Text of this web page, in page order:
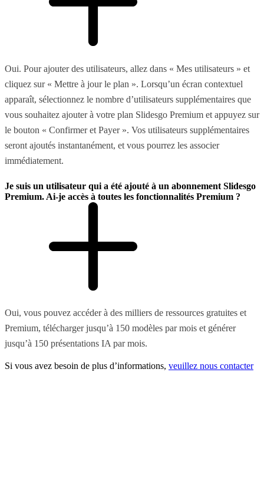
Oui. Pour ajouter des utilisateurs, allez dans « Mes utilisateurs » et
cliquez sur « Mettre à jour le plan ». Lorsqu’un écran contextuel
apparaît, sélectionnez le nombre d’utilisateurs supplémentaires que
vous souhaitez ajouter à votre plan Slidesgo Premium et appuyez sur
le bouton « Confirmer et Payer ». Vos utilisateurs supplémentaires
seront ajoutés instantanément, et vous pourrez les associer
immédiatement.
Je suis un utilisateur qui a été ajouté à un abonnement Slidesgo
Premium. Ai-je accès à toutes les fonctionnalités Premium ?
Oui, vous pouvez accéder à des milliers de ressources gratuites et
Premium, télécharger jusqu’à 150 modèles par mois et générer
jusqu’à 150 présentations IA par mois.
Si vous avez besoin de plus d’informations, veuillez nous contacter